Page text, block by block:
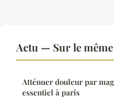
Actu — Sur le
Atténuer douleur par
essentiel à paris